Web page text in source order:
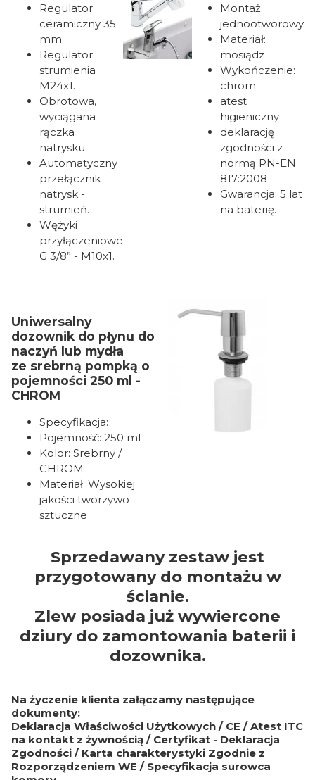
Regulator
ceramiczny 35
mm.
Regulator
strumienia
M24x1.
Obrotowa,
wyciągana
rączka
natrysku.
Automatyczny
przełącznik
natrysk -
strumień.
Wężyki
przyłączeniowe
G 3/8” - M10x1.
Montaż:
jednootworowy
Materiał:
mosiądz
Wykończenie:
chrom
atest
higieniczny
deklarację
zgodności z
normą PN-EN
817:2008
Gwarancja: 5 lat
na baterię.
Uniwersalny
dozownik do płynu do
naczyń lub mydła
ze srebrną pompką o
pojemności 250 ml -
CHROM
Specyfikacja:
Pojemność: 250 ml
Kolor: Srebrny /
CHROM
Materiał: Wysokiej
jakości tworzywo
sztuczne
Sprzedawany zestaw jest
przygotowany do montażu w
ścianie.
Zlew posiada już wywiercone
dziury do zamontowania baterii i
dozownika.
Na życzenie klienta załączamy następujące
dokumenty:
Deklaracja Właściwości Użytkowych / CE / Atest ITC
na kontakt z żywnością / Certyfikat - Deklaracja
Zgodności / Karta charakterystyki Zgodnie z
Rozporządzeniem WE / Specyfikacja surowca